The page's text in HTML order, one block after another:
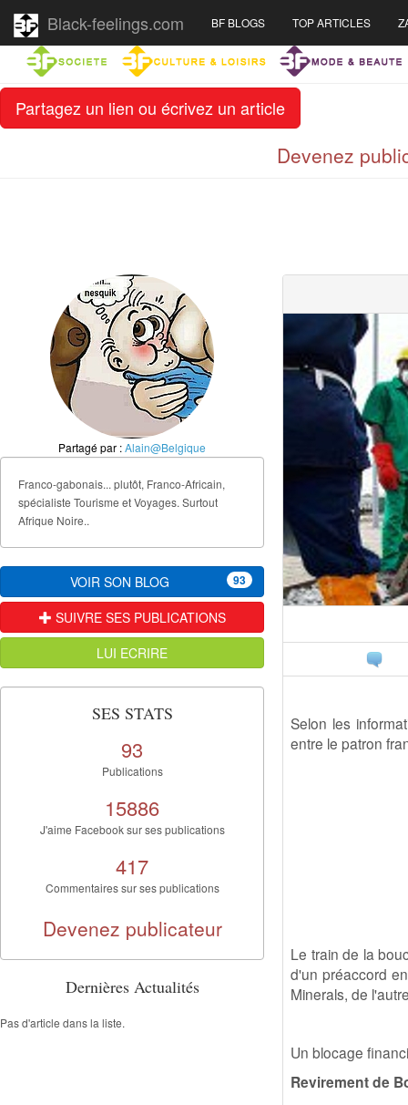
Partagez un lien ou écrivez un article
Black-feelings.com BF BLOGS TOP ARTICLES
Devenez
Selon les
entre le patron
Le train de la
d'un préaccord
Minerals, de
Un blocage
Revirement de
Partagé par :Alain@Belgique
Franco-gabonais... plutôt, Franco-Africain,
spécialiste Tourisme et Voyages. Surtout
Afrique Noire..
VOIR SON BLOG 93
SUIVRE SES PUBLICATIONS
LUI ECRIRE
SES STATS
93
Publications
15886
J'aime Facebook sur ses publications
417
Commentaires sur ses publications
Devenez publicateur
Dernières Actualités
Pas d'article dans la liste.